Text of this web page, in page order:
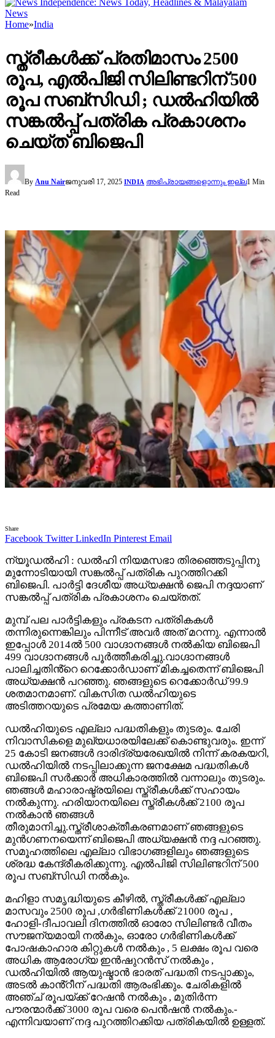
Home»India
സ്ത്രീകൾക്ക് പ്രതിമാസം 2500
രൂപ, എൽപിജി സിലിണ്ടറിന് 500
രൂപ സബ്‌സിഡി ; ഡൽഹിയിൽ
സങ്കൽപ്പ് പത്രിക പ്രകാശനം
ചെയ്ത് ബിജെപി
By Anu Nairജനുവരി 17, 2025 INDIA അഭിപ്രായങ്ങളൊന്നും ഇല്ല1 Min
Read
Share
Facebook Twitter LinkedIn Pinterest Email
ന്യൂഡൽഹി : ഡൽഹി നിയമസഭാ തിരഞ്ഞെടുപ്പിനു
മുന്നോടിയായി സങ്കൽപ്പ് പത്രിക പുറത്തിറക്കി
ബിജെപി. പാർട്ടി ദേശീയ അധ്യക്ഷൻ ജെപി നദ്ദയാണ്
സങ്കൽപ്പ് പത്രിക പ്രകാശനം ചെയ്തത്.
മുമ്പ് പല പാർട്ടികളും പ്രകടന പത്രികകൾ
തന്നിരുന്നെങ്കിലും പിന്നീട് അവർ അത് മറന്നു. എന്നാൽ
ഇപ്പോൾ 2014ൽ 500 വാഗ്ദാനങ്ങൾ നൽകിയ ബിജെപി
499 വാഗ്ദാനങ്ങൾ പൂർത്തീകരിച്ചു.വാഗ്ദാനങ്ങൾ
പാലിച്ചതിൻ്റെ റെക്കോർഡാണ് മികച്ചതെന്ന് ബിജെപി
അധ്യക്ഷൻ പറഞ്ഞു. ഞങ്ങളുടെ റെക്കോർഡ് 99.9
ശതമാനമാണ്. വികസിത ഡൽഹിയുടെ
അടിത്തറയുടെ പ്രമേയ കത്താണിത്.
ഡൽഹിയുടെ എല്ലാ പദ്ധതികളും തുടരും. ചേരി
നിവാസികളെ മുഖ്യധാരയിലേക്ക് കൊണ്ടുവരും. ഇന്ന്
25 കോടി ജനങ്ങൾ ദാരിദ്ര്യരേഖയിൽ നിന്ന് കരകയറി,
ഡൽഹിയിൽ നടപ്പിലാക്കുന്ന ജനക്ഷേമ പദ്ധതികൾ
ബിജെപി സർക്കാർ അധികാരത്തിൽ വന്നാലും തുടരും.
ഞങ്ങൾ മഹാരാഷ്ട്രയിലെ സ്ത്രീകൾക്ക് സഹായം
നൽകുന്നു. ഹരിയാനയിലെ സ്ത്രീകൾക്ക് 2100 രൂപ
നൽകാൻ ഞങ്ങൾ
തീരുമാനിച്ചു.സ്ത്രീശാക്തീകരണമാണ് ഞങ്ങളുടെ
മുൻഗണനയെന്ന് ബിജെപി അധ്യക്ഷൻ നദ്ദ പറഞ്ഞു.
സമൂഹത്തിലെ എല്ലാ വിഭാഗങ്ങളിലും ഞങ്ങളുടെ
ശ്രദ്ധ കേന്ദ്രീകരിക്കുന്നു. എൽപിജി സിലിണ്ടറിന് 500
രൂപ സബ്‌സിഡി നൽകും.
മഹിളാ സമൃദ്ധിയുടെ കീഴിൽ, സ്ത്രീകൾക്ക് എല്ലാ
മാസവും 2500 രൂപ ,ഗർഭിണികൾക്ക് 21000 രൂപ ,
ഹോളി-ദീപാവലി ദിനത്തിൽ ഓരോ സിലിണ്ടർ വീതം
സൗജന്യമായി നൽകും, ഓരോ ഗർഭിണികൾക്ക്
പോഷകാഹാര കിറ്റുകൾ നൽകും , 5 ലക്ഷം രൂപ വരെ
അധിക ആരോഗ്യ ഇൻഷുറൻസ് നൽകും ,
ഡൽഹിയിൽ ആയുഷ്മാൻ ഭാരത് പദ്ധതി നടപ്പാക്കും,
അടൽ കാൻ്റീന് പദ്ധതി ആരംഭിക്കും. ചേരികളിൽ
അഞ്ച് രൂപയ്ക്ക് റേഷൻ നൽകും , മുതിർന്ന
പൗരന്മാർക്ക് 3000 രൂപ വരെ പെൻഷൻ നൽകും.-
എന്നിവയാണ് നദ്ദ പുറത്തിറക്കിയ പത്രികയിൽ ഉള്ളത്.